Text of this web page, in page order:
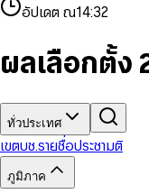
9 9
5
7
8
993
5
6
8
9
84
6
7
9
3
5
6
8
9
7
9
อัปเดต ณ14:32
ผลเลือกตั้ง
ทั่วประเทศ
เขตบช.รายชื่อประชามติ
ภูมิภาค